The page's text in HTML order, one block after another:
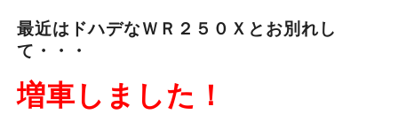
最近はドハデなＷＲ２５０Ｘとお別れし
て・・・
増車しました！